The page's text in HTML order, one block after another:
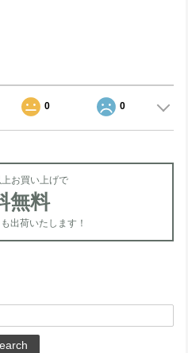
0 0
お買い上げで
無料
出荷いたします！